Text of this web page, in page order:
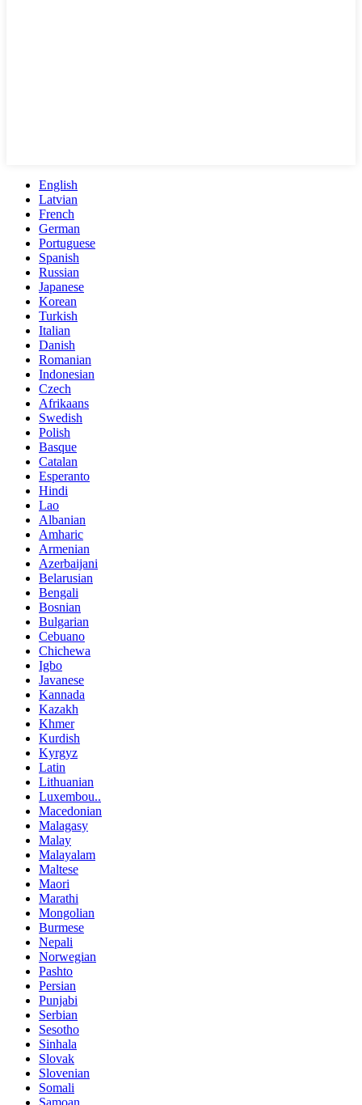
English
Latvian
French
German
Portuguese
Spanish
Russian
Japanese
Korean
Turkish
Italian
Danish
Romanian
Indonesian
Czech
Afrikaans
Swedish
Polish
Basque
Catalan
Esperanto
Hindi
Lao
Albanian
Amharic
Armenian
Azerbaijani
Belarusian
Bengali
Bosnian
Bulgarian
Cebuano
Chichewa
Igbo
Javanese
Kannada
Kazakh
Khmer
Kurdish
Kyrgyz
Latin
Lithuanian
Luxembou..
Macedonian
Malagasy
Malay
Malayalam
Maltese
Maori
Marathi
Mongolian
Burmese
Nepali
Norwegian
Pashto
Persian
Punjabi
Serbian
Sesotho
Sinhala
Slovak
Slovenian
Somali